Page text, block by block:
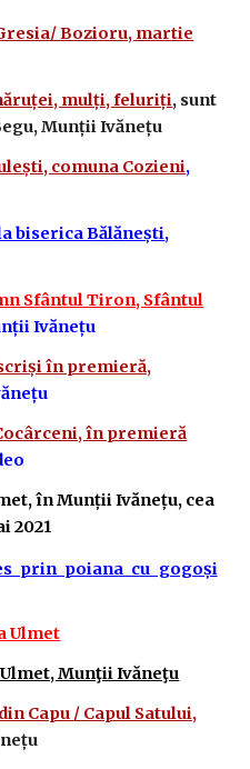
Bozioru, martie
mulți, feluriți, sunt
Munții Ivănețu
comuna Cozieni,
biserica Bălănești,
Sfântul Tiron, Sfântul
Ivănețu
în premieră,
în premieră
în Munții Ivănețu, cea
2021
prin poiana cu gogoși
Ulmet
Munţii Ivăneţu
Capu / Capul Satului,